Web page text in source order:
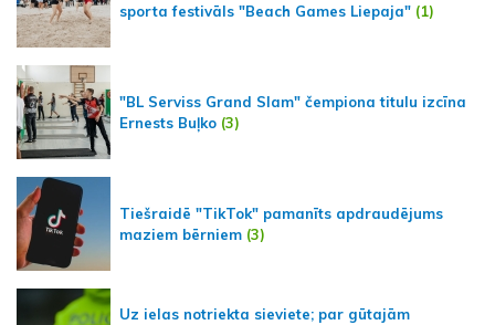
sporta festivāls "Beach Games Liepaja" (1)
"BL Serviss Grand Slam" čempiona titulu izcīna
Ernests Buļko (3)
Tiešraidē "TikTok" pamanīts apdraudējums
maziem bērniem (3)
Uz ielas notriekta sieviete; par gūtajām